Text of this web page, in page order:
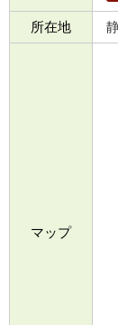
所在地
マップ